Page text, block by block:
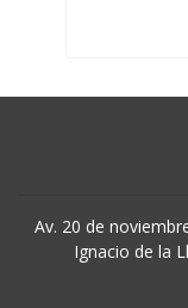
Av. 20 de
Ignacio de la